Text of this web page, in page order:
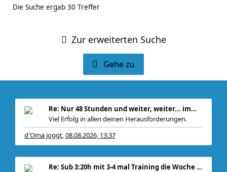
Die Suche ergab 30 Treffer
Zur erweiterten Suche
Gehe zu
Re: Nur 48 Stunden und weiter, weiter... immer wei
Viel Erfolg in allen deinen Herausforderungen.
d'Oma joggt,08.08.2026, 13:37
Re: Sub 3:20h mit 3-4 mal Training die Woche machb